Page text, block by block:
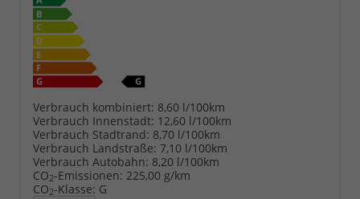
Verbrauch kombiniert: 8,60 l/100km
Verbrauch Innenstadt: 12,60 l/100km
Verbrauch Stadtrand: 8,70 l/100km
Verbrauch Landstraße: 7,10 l/100km
Verbrauch Autobahn: 8,20 l/100km
CO2-Emissionen: 225,00 g/km
CO2-Klasse: G